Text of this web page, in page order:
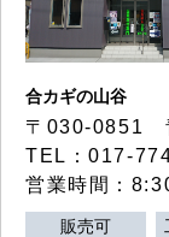
合カギの山谷
〒030-0851
TEL：017-
営業時間：
販売可